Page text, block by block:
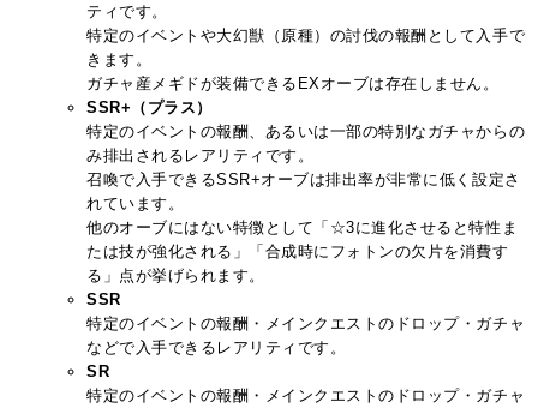
ティです。
特定のイベントや大幻獣（原種）の討伐の報酬として入手で
きます。
ガチャ産メギドが装備できるEXオーブは存在しません。
SSR+（プラス）
特定のイベントの報酬、あるいは一部の特別なガチャからの
み排出されるレアリティです。
召喚で入手できるSSR+オーブは排出率が非常に低く設定さ
れています。
他のオーブにはない特徴として「☆3に進化させると特性ま
たは技が強化される」「合成時にフォトンの欠片を消費す
る」点が挙げられます。
SSR
特定のイベントの報酬・メインクエストのドロップ・ガチャ
などで入手できるレアリティです。
SR
特定のイベントの報酬・メインクエストのドロップ・ガチャ